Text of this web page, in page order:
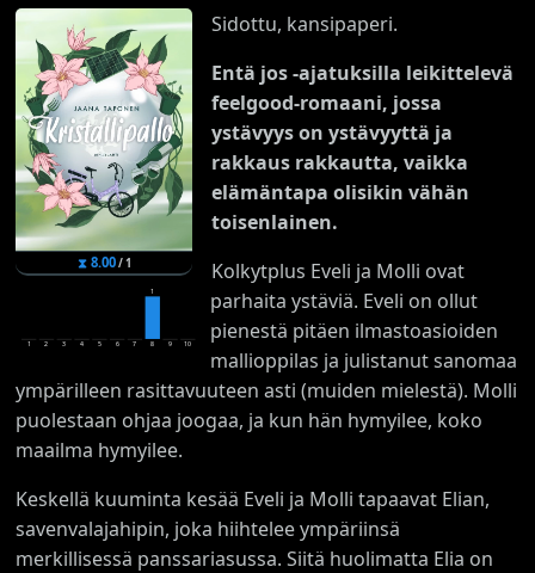
⧗ 8.00/1
1 2 3 4 5 6 7
1
8 9 10
Sidottu, kansipaperi.
Entä jos -ajatuksilla leikittelevä
feelgood-romaani, jossa
ystävyys on ystävyyttä ja
rakkaus rakkautta, vaikka
elämäntapa olisikin vähän
toisenlainen.
Kolkytplus Eveli ja Molli ovat
parhaita ystäviä. Eveli on ollut
pienestä pitäen ilmastoasioiden
mallioppilas ja julistanut sanomaa
ympärilleen rasittavuuteen asti (muiden mielestä). Molli
puolestaan ohjaa joogaa, ja kun hän hymyilee, koko
maailma hymyilee.
Keskellä kuuminta kesää Eveli ja Molli tapaavat Elian,
savenvalajahipin, joka hiihtelee ympäriinsä
merkillisessä panssariasussa. Siitä huolimatta Elia on